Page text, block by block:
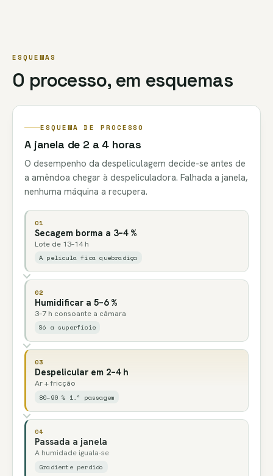
ESQUEMAS
O processo, em esquemas
ESQUEMA DE PROCESSO
A janela de 2 a 4 horas
O desempenho da despeliculagem decide-se antes de
a amêndoa chegar à despeliculadora. Falhada a janela,
nenhuma máquina a recupera.
01
Secagem borma a 3–4 %
Lote de 13–14 h
A película fica quebradiça
02
Humidificar a 5–6 %
3–7 h consoante a câmara
Só a superfície
03
Despelicular em 2–4 h
Ar + fricção
80–90 % 1.ª passagem
04
Passada a janela
A humidade iguala-se
Gradiente perdido